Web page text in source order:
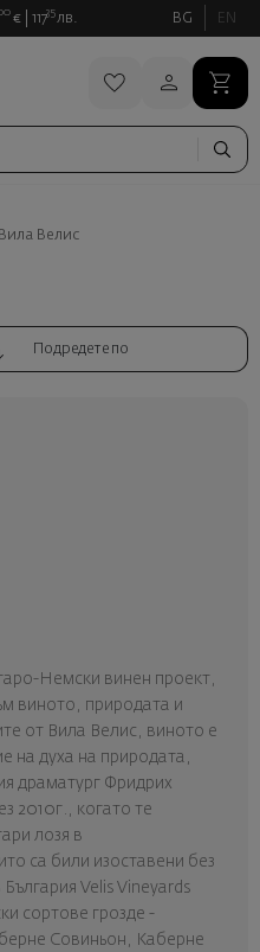
€ 11735 лв. BG EN
Вила Велис
Немски винен проект,
виното, природата и
от Вила Велис, виното е
на духа на природата,
драматург Фридрих
2010г., когато те
лозя в
са били изоставени без
Velis Vineyards
сортове грозде -
Совиньон, Каберне